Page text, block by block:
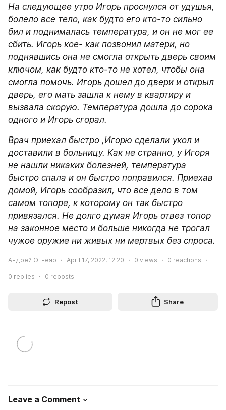
На следующее утро Игорь проснулся от удушья,
болело все тело, как будто его кто-то сильно
бил и поднималась температура, и он не мог ее
сбить. Игорь кое- как позвонил матери, но
поднявшись она не смогла открыть дверь своим
ключом, как будто кто-то не хотел, чтобы она
смогла помочь. Игорь дошел до двери и открыл
дверь, его мать зашла к нему в квартиру и
вызвала скорую. Температура дошла до сорока
одного и Игорь сгорал.
Врач приехал быстро ,Игорю сделали укол и
доставили в больницу. Как не странно, у Игоря
не нашли никаких болезней, температура
быстро спала и он быстро поправился. Приехав
домой, Игорь сообразил, что все дело в том
самом топоре, к которому он так быстро
привязался. Не долго думая Игорь отвез топор
на законное место и больше никогда не трогал
чужое оружие ни живых ни мертвых без спроса.
Андрей Огнеяр April 17, 2022, 12:20 0 views 0 reactions
0 replies 0 reposts
Repost Share
Leave a Comment